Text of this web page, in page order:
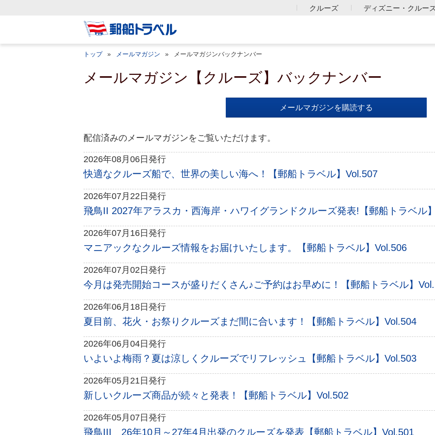
クルーズ ディズニー・クルー
トップ メールマガジン メールマガジンバックナンバー
メールマガジン【クルーズ】バックナンバー
メールマガジンを購読する
配信済みのメールマガジンをご覧いただけます。
2026年08月06日発行
快適なクルーズ船で、世界の美しい海へ！【郵船トラベル】Vol.507
2026年07月22日発行
飛鳥II 2027年アラスカ・西海岸・ハワイグランドクルーズ発表!【郵船トラベ
2026年07月16日発行
マニアックなクルーズ情報をお届けいたします。【郵船トラベル】Vol.506
2026年07月02日発行
今月は発売開始コースが盛りだくさん♪ご予約はお早めに！【郵船トラベル】
2026年06月18日発行
夏目前、花火・お祭りクルーズまだ間に合います！【郵船トラベル】Vol.504
2026年06月04日発行
いよいよ梅雨？夏は涼しくクルーズでリフレッシュ【郵船トラベル】Vol.503
2026年05月21日発行
新しいクルーズ商品が続々と発表！【郵船トラベル】Vol.502
2026年05月07日発行
飛鳥III 26年10月～27年4月出発のクルーズを発表【郵船トラベル】Vol.501